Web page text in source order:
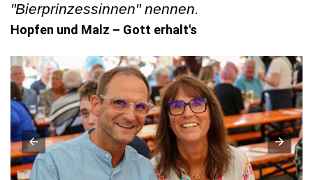
"Bierprinzessinnen" nennen.
Hopfen und Malz – Gott erhalt's